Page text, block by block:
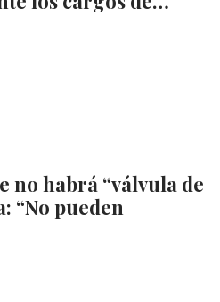
no habrá “válvula de
“No pueden